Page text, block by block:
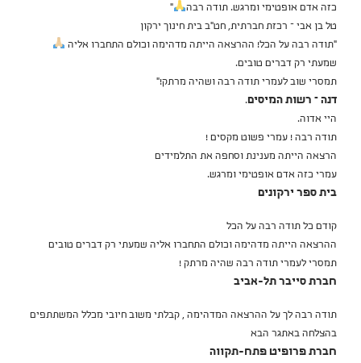
כזה אדם אופטימי ומרגש. תודה רבה
"
טל בן אבי – רכזת חברתית, חט"ב בית חינוך ירקון
"תודה רבה על הכל! ההרצאה הייתה מדהימה וכולם התחברו אליה
שמעתי רק דברים טובים.
תמסרי שוב לעמרי תודה רבה ושהיה מרתק!"
דנה – רשות המיסים.
היי אדוה.
תודה רבה ! עמרי פשוט מקסים !
הרצאה הייתה מענינת וסחפה את התלמידים
עמרי כזה אדם אופטימי ומרגש.
בית ספר ירקונים
קודם כל תודה רבה על הכל
ההרצאה הייתה מדהימה וכולם התחברו אליה שמעתי רק דברים טובים
תמסרי לעמרי תודה רבה שהיה מרתק !
חברת סייבר תל-אביב
תודה רבה לך על ההרצאה המדהימה , קבלתי משוב חיובי מכלל המשתתפים
בהצלחה באתגר הבא
חברת פרופיט פתח-תקווה